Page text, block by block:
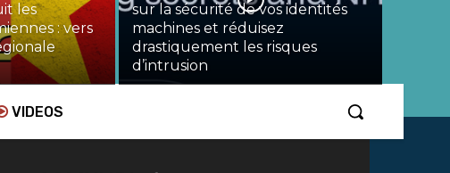
les
: vers
sur la sécurité de vos identités
machines et réduisez
drastiquement les risques
d’intrusion
VIDEOS